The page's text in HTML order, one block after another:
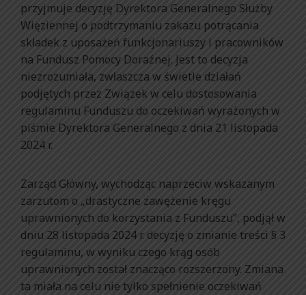
przyjmuje decyzję Dyrektora Generalnego Służby
Więziennej o podtrzymaniu zakazu potrącania
składek z uposażeń funkcjonariuszy i pracowników
na Fundusz Pomocy Doraźnej. Jest to decyzja
niezrozumiała, zwłaszcza w świetle działań
podjętych przez Związek w celu dostosowania
regulaminu Funduszu do oczekiwań wyrażonych w
piśmie Dyrektora Generalnego z dnia 21 listopada
2024 r.
Zarząd Główny, wychodząc naprzeciw wskazanym
zarzutom o „drastyczne zawężenie kręgu
uprawnionych do korzystania z Funduszu”, podjął w
dniu 28 listopada 2024 r. decyzję o zmianie treści § 3
regulaminu, w wyniku czego krąg osób
uprawnionych został znacząco rozszerzony. Zmiana
ta miała na celu nie tylko spełnienie oczekiwań